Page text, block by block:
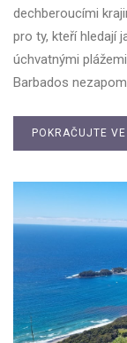
dechberoucími
pro ty, kteří hledají
úchvatnými
Barbados
POKRAČUJTE VE